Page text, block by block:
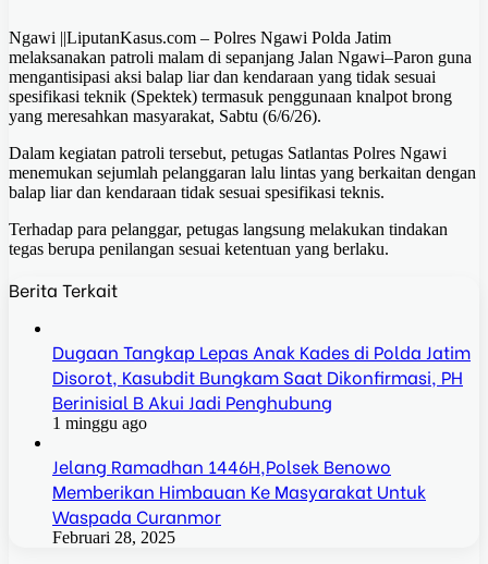
Ngawi ||LiputanKasus.com – Polres Ngawi Polda Jatim
melaksanakan patroli malam di sepanjang Jalan Ngawi–Paron guna
mengantisipasi aksi balap liar dan kendaraan yang tidak sesuai
spesifikasi teknik (Spektek) termasuk penggunaan knalpot brong
yang meresahkan masyarakat, Sabtu (6/6/26).
Dalam kegiatan patroli tersebut, petugas Satlantas Polres Ngawi
menemukan sejumlah pelanggaran lalu lintas yang berkaitan dengan
balap liar dan kendaraan tidak sesuai spesifikasi teknis.
Terhadap para pelanggar, petugas langsung melakukan tindakan
tegas berupa penilangan sesuai ketentuan yang berlaku.
Berita Terkait
Dugaan Tangkap Lepas Anak Kades di Polda Jatim
Disorot, Kasubdit Bungkam Saat Dikonfirmasi, PH
Berinisial B Akui Jadi Penghubung
1 minggu ago
Jelang Ramadhan 1446H,Polsek Benowo
Memberikan Himbauan Ke Masyarakat Untuk
Waspada Curanmor
Februari 28, 2025